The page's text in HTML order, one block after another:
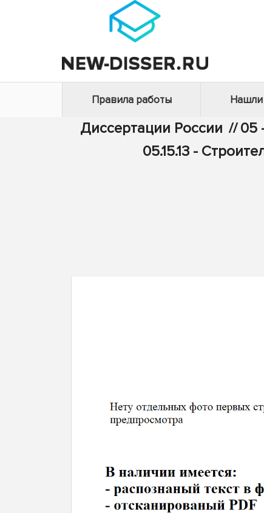
Правила работы
Диссертации России // 05
05.15.13 -